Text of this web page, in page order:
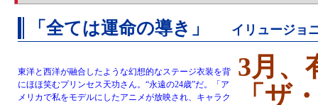
「全ては運命の導き」 イリュージョ
東洋と西洋が融合したような幻想的なステージ衣装を背
にほほ笑むプリンセス天功さん。“永遠の24歳”だ。「ア
メリカで私をモデルにしたアニメが放映され、キャラク
3月、
「ザ